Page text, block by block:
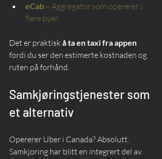
eCab – Aggregator som opererer i
flere byer.
Det er praktisk å ta en taxi fra appen
fordi du ser den estimerte kostnaden og
ruten på forhånd.
Samkjøringstjenester som
et alternativ
Opererer Uber i Canada? Absolutt.
Samkjøring har blitt en integrert del av